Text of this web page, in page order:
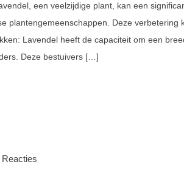
een veelzijdige plant, kan een
plantengemeenschappen. Deze verbetering
Lavendel heeft de capaciteit om een
Deze bestuivers […]